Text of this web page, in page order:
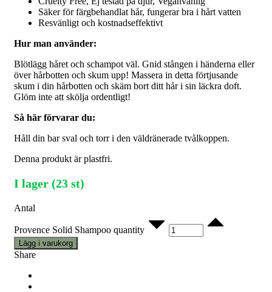
Säker för färgbehandlat hår, fungerar bra i hårt vatten
Resvänligt och kostnadseffektivt
Hur man använder:
Blötlägg håret och schampot väl. Gnid stången i händerna eller
över hårbotten och skum upp! Massera in detta förtjusande
skum i din hårbotten och skäm bort ditt hår i sin läckra doft.
Glöm inte att skölja ordentligt!
Så här förvarar du:
Håll din bar sval och torr i den väldränerade tvålkoppen.
Denna produkt är plastfri.
I lager (23 st)
Antal
Provence Solid Shampoo quantity
Lägg i varukorg
Share